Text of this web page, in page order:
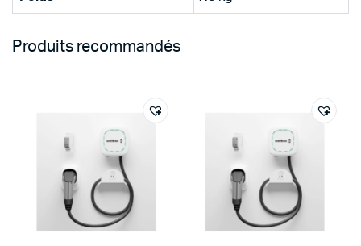
Produits recommandés